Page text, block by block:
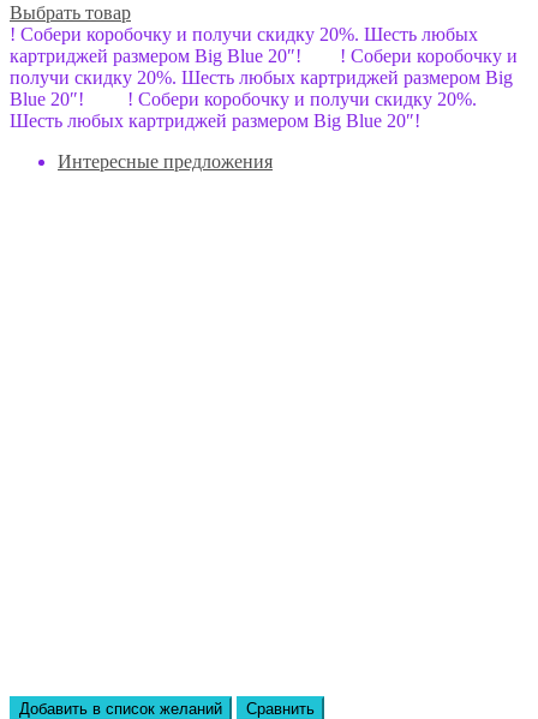
Выбрать товар
! Собери коробочку и получи скидку 20%. Шесть любых
картриджей размером Big Bluе 20″! ! Собери коробочку и
получи скидку 20%. Шесть любых картриджей размером Big
Bluе 20″! ! Собери коробочку и получи скидку 20%.
Шесть любых картриджей размером Big Bluе 20″!
Интересные предложения
Добавить в список желаний Сравнить